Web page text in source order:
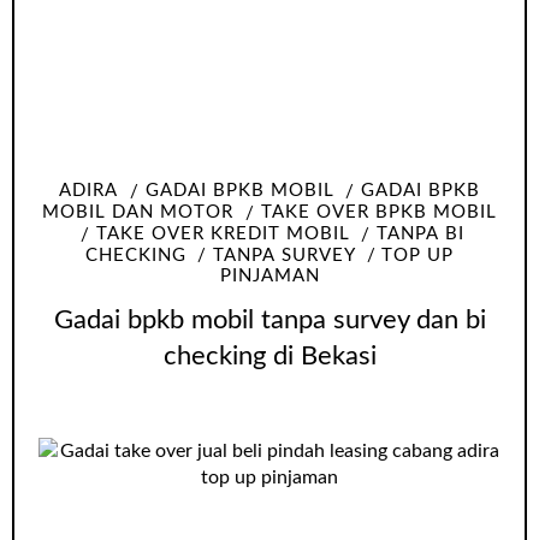
ADIRA GADAI BPKB MOBIL
GADAI BPKB
MOBIL DAN MOTOR
TAKE OVER BPKB MOBIL
TAKE OVER KREDIT MOBIL
TANPA BI
CHECKING
TANPA SURVEY
TOP UP
PINJAMAN
Gadai bpkb mobil tanpa survey dan bi
checking di Bekasi